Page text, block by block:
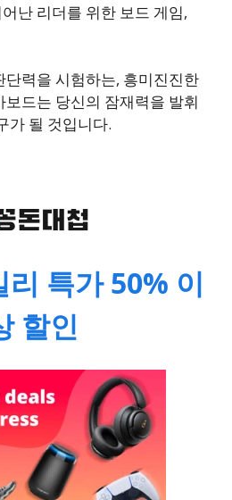
난 리더를 위한 보드 게임,
단력을 시험하는, 흥미진진한
드는 당신의 잠재력을 발휘
가 될 것입니다.
특가 50% 이
할인